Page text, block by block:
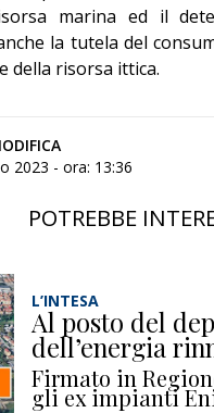
marina ed il
la tutela del
della risorsa ittica.
2023 - ora: 13:36
POTREBBE
L’INTESA
Al posto del
dell’energia
Firmato in
gli ex impianti